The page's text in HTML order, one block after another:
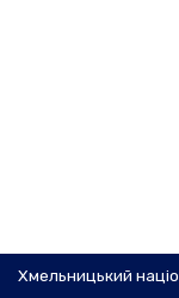
Хмельницький